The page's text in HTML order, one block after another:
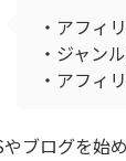
・アフィ
・ジャン
・アフィ
ブログを始